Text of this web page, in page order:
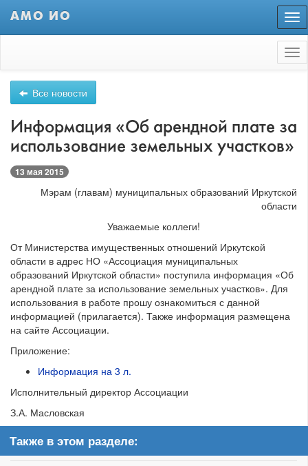
АМО ИО
Все новости
Информация «Об арендной плате за
использование земельных участков»
13 мая 2015
Мэрам (главам) муниципальных образований Иркутской
области
Уважаемые коллеги!
От Министерства имущественных отношений Иркутской
области в адрес НО «Ассоциация муниципальных
образований Иркутской области» поступила информация «Об
арендной плате за использование земельных участков». Для
использования в работе прошу ознакомиться с данной
информацией (прилагается). Также информация размещена
на сайте Ассоциации.
Приложение:
Информация на 3 л.
Исполнительный директор Ассоциации
З.А. Масловская
Также в этом разделе: